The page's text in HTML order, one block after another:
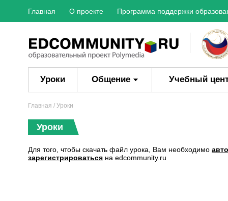
Главная О проекте Программа поддержки
Уроки Общение Учебный
Главная / Уроки
Уроки
Для того, чтобы скачать файл урока, Вам необходимо
зарегистрироваться на edcommunity.ru